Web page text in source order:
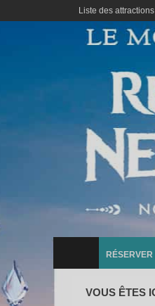
Liste des attractions
VOUS ÊTES